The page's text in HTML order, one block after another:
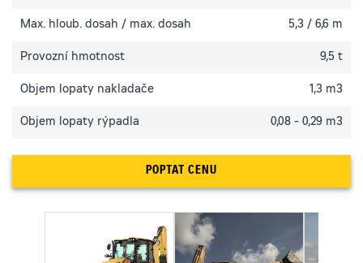
Max. hloub. dosah / max. dosah 5,3 / 6,6 m
Provozní hmotnost 9,5 t
Objem lopaty nakladače 1,3 m3
Objem lopaty rýpadla 0,08 - 0,29 m3
POPTAT CENU